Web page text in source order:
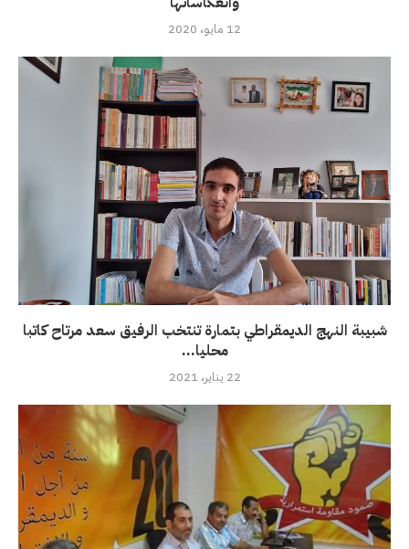
12 مايو، 2020
شبيبة النهج الديمقراطي بتمارة تنتخب الرفيق سعد مرتاح كاتبا
محليا...
22 يناير، 2021